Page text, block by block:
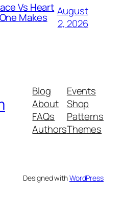
Vs Heart
Makes
August
2, 2026
Blog
About
FAQs
Authors
Events
Shop
Patterns
Themes
Designed withWordPress